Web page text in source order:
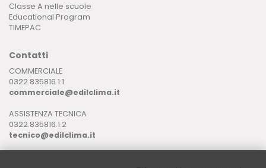
Classe A nelle scuole
Educational Program
TIMEPAC
Contatti
COMMERCIALE
0322.835816.1.1
commerciale@edilclima.it
ASSISTENZA TECNICA
0322.835816.1.2
tecnico@edilclima.it